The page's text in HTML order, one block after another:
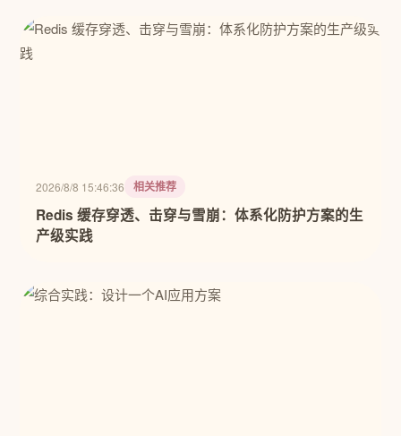
2026/8/8 15:46:36 相关推荐
Redis 缓存穿透、击穿与雪崩：体系化防护方案的生
产级实践